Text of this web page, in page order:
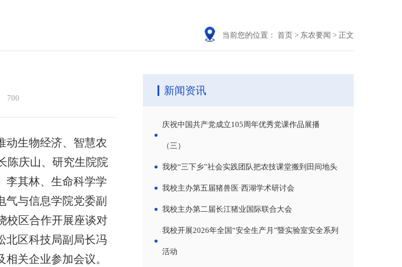
当前您的位置： 首页 > 东农要闻 > 正文
700
动生物经济、智慧农
陈庆山、研究生院院
李其林、生命科学学
与信息学院党委副
校区合作开展座谈对
北区科技局副局长冯
关企业参加会议。
新闻资讯
庆祝中国共产党成立105周年优秀党课作品展播
（三）
我校“三下乡”社会实践团队把农技课堂搬到田间地头
我校主办第五届猪兽医·西湖学术研讨会
我校主办第二届长江猪业国际联合大会
我校开展2026年全国“安全生产月”暨实验室安全系列
活动